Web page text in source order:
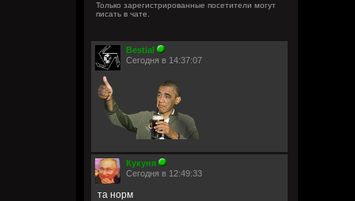
Только зарегистрированные посетители могут
писать в чате.
Bestial
Сегодня в 14:37:07
Кукуня
Сегодня в 12:49:33
та норм